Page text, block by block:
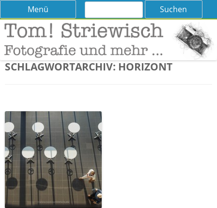
Tom! Striewisch – Fotografieren
lernen
Tipps und Tricks und Meinungen zur Fotografie
Menü
Skip
content
Suchen
SCHLAGWORTARCHIV: HORIZONT